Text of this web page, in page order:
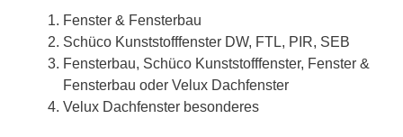
Fenster & Fensterbau
Schüco Kunststofffenster DW, FTL, PIR, SEB
Fensterbau, Schüco Kunststofffenster, Fenster &
Fensterbau oder Velux Dachfenster
Velux Dachfenster besonderes